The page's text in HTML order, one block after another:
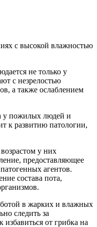
с высокой влажностью
не только у
с незрелостью
а также ослаблением
у пожилых людей и
к развитию патологии,
у них
предоставляющее
агентов.
состава пота,
в жарких и влажных
следить за
от грибка на